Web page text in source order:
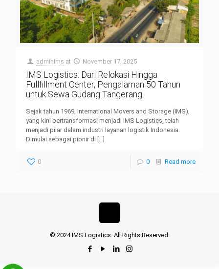
adminIms at November 17, 2025
IMS Logistics: Dari Relokasi Hingga
Fullfillment Center, Pengalaman 50 Tahun
untuk Sewa Gudang Tangerang
Sejak tahun 1969, International Movers and Storage (IMS),
yang kini bertransformasi menjadi IMS Logistics, telah
menjadi pilar dalam industri layanan logistik Indonesia.
Dimulai sebagai pionir di […]
0 0 Read more
© 2024 IMS Logistics. All Rights Reserved.